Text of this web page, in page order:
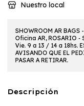
Nuestro local
SHOWROOM AR BAGS
Oficina AR, ROSARIO -
Vie. 9 a 13 / 14 a 18hs.
AVISANDO QUE EL
PASAR A RETIRAR.
Descripción